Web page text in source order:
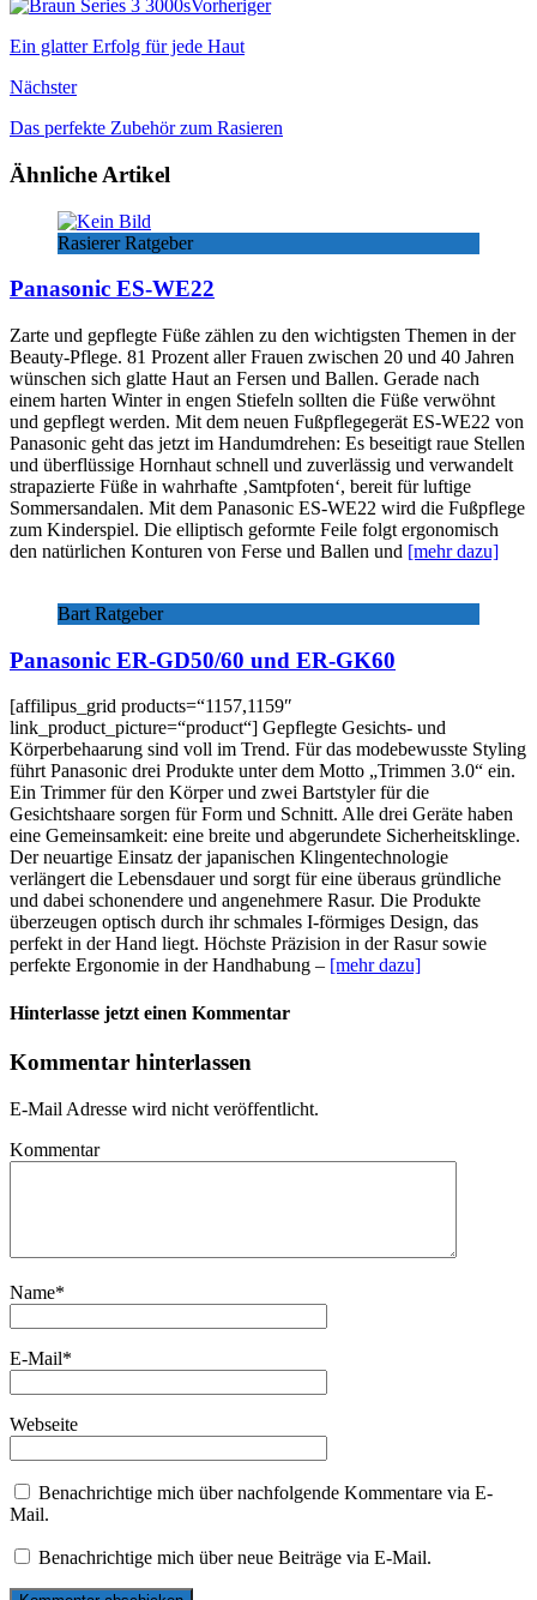
Vorheriger
Ein glatter Erfolg für jede Haut
Nächster
Das perfekte Zubehör zum Rasieren
Ähnliche Artikel
Rasierer Ratgeber
Panasonic ES-WE22
Zarte und gepflegte Füße zählen zu den wichtigsten Themen in der
Beauty-Pflege. 81 Prozent aller Frauen zwischen 20 und 40 Jahren
wünschen sich glatte Haut an Fersen und Ballen. Gerade nach
einem harten Winter in engen Stiefeln sollten die Füße verwöhnt
und gepflegt werden. Mit dem neuen Fußpflegegerät ES-WE22 von
Panasonic geht das jetzt im Handumdrehen: Es beseitigt raue Stellen
und überflüssige Hornhaut schnell und zuverlässig und verwandelt
strapazierte Füße in wahrhafte ‚Samtpfoten‘, bereit für luftige
Sommersandalen. Mit dem Panasonic ES-WE22 wird die Fußpflege
zum Kinderspiel. Die elliptisch geformte Feile folgt ergonomisch
den natürlichen Konturen von Ferse und Ballen und [mehr dazu]
Bart Ratgeber
Panasonic ER-GD50/60 und ER-GK60
[affilipus_grid products=“1157,1159″
link_product_picture=“product“] Gepflegte Gesichts- und
Körperbehaarung sind voll im Trend. Für das modebewusste Styling
führt Panasonic drei Produkte unter dem Motto „Trimmen 3.0“ ein.
Ein Trimmer für den Körper und zwei Bartstyler für die
Gesichtshaare sorgen für Form und Schnitt. Alle drei Geräte haben
eine Gemeinsamkeit: eine breite und abgerundete Sicherheitsklinge.
Der neuartige Einsatz der japanischen Klingentechnologie
verlängert die Lebensdauer und sorgt für eine überaus gründliche
und dabei schonendere und angenehmere Rasur. Die Produkte
überzeugen optisch durch ihr schmales I-förmiges Design, das
perfekt in der Hand liegt. Höchste Präzision in der Rasur sowie
perfekte Ergonomie in der Handhabung – [mehr dazu]
Hinterlasse jetzt einen Kommentar
Kommentar hinterlassen
E-Mail Adresse wird nicht veröffentlicht.
Kommentar
Name*
E-Mail*
Webseite
Benachrichtige mich über nachfolgende Kommentare via E-
Mail.
Benachrichtige mich über neue Beiträge via E-Mail.